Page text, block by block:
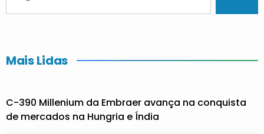
Mais Lidas
C-390 Millenium da Embraer avança na conquista
de mercados na Hungria e Índia